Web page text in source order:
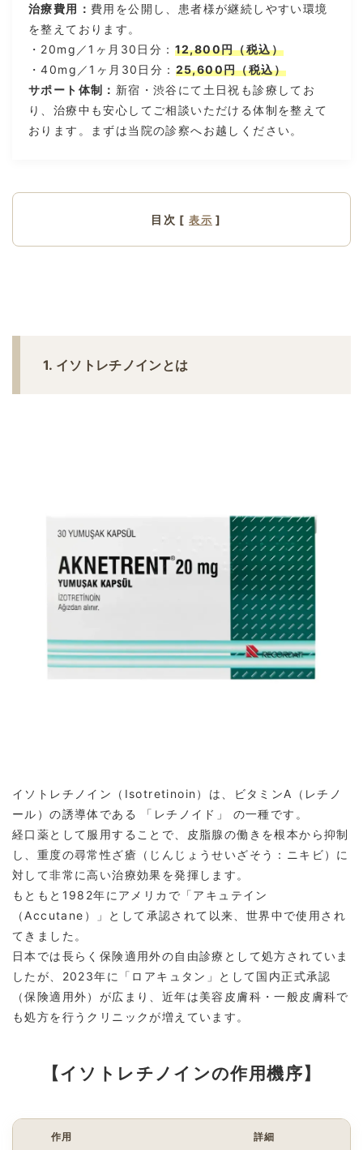
治療費用： 費用を公開し、患者様が継続しやすい環境
を整えております。
・20mg／1ヶ月30日分： 12,800円（税込）
・40mg／1ヶ月30日分： 25,600円（税込）
サポート体制： 新宿・渋谷にて土日祝も診療してお
り、治療中も安心してご相談いただける体制を整えて
おります。まずは当院の診察へお越しください。
目次 [表示 ]
1. イソトレチノインとは
イソトレチノイン（Isotretinoin）は、ビタミンA（レチノ
ール）の誘導体である 「レチノイド」 の一種です。
経口薬として服用することで、皮脂腺の働きを根本から抑制
し、重度の尋常性ざ瘡（じんじょうせいざそう：ニキビ）に
対して非常に高い治療効果を発揮します。
もともと1982年にアメリカで「アキュテイン
（Accutane）」として承認されて以来、世界中で使用され
てきました。
日本では長らく保険適用外の自由診療として処方されていま
したが、2023年に「ロアキュタン」として国内正式承認
（保険適用外）が広まり、近年は美容皮膚科・一般皮膚科で
も処方を行うクリニックが増えています。
【イソトレチノインの作用機序】
作用 詳細